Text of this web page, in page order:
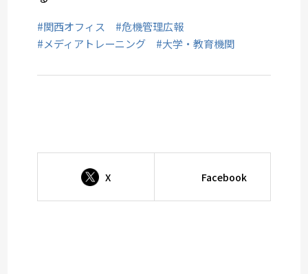
#関西オフィス
#危機管理広報
#メディアトレーニング
#大学・教育機関
X Facebook